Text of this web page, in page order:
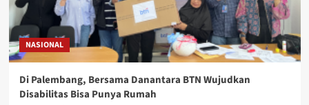
NASIONAL
Di Palembang, Bersama Danantara BTN Wujudkan
Disabilitas Bisa Punya Rumah